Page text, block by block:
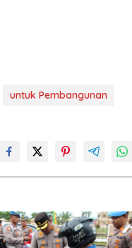
untuk Pembangunan